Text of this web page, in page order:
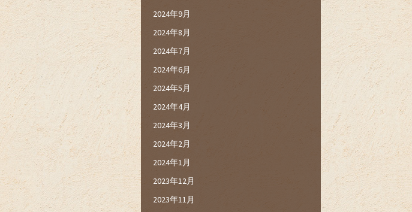
2024年9月
2024年8月
2024年7月
2024年6月
2024年5月
2024年4月
2024年3月
2024年2月
2024年1月
2023年12月
2023年11月